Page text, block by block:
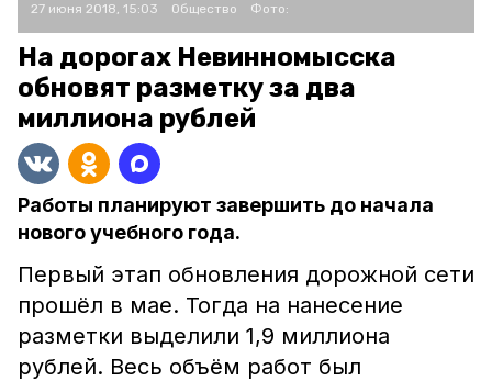
27 июня 2018, 15:03 Общество Фото:
На дорогах Невинномысска
обновят разметку за два
миллиона рублей
Работы планируют завершить до начала
нового учебного года.
Первый этап обновления дорожной сети
прошёл в мае. Тогда на нанесение
разметки выделили 1,9 миллиона
рублей. Весь объём работ был